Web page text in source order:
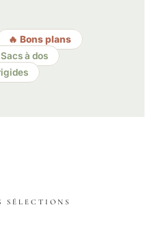
🔥 Bons plans
Sacs à dos